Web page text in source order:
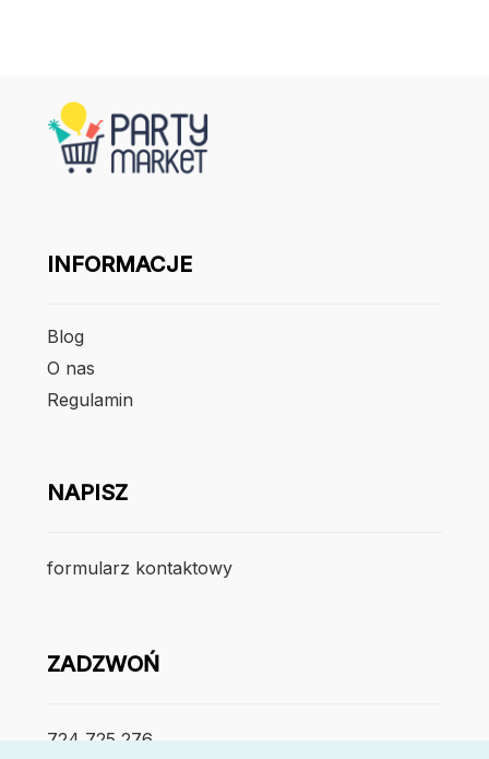
INFORMACJE
Blog
O nas
Regulamin
NAPISZ
formularz kontaktowy
ZADZWOŃ
724 725 276